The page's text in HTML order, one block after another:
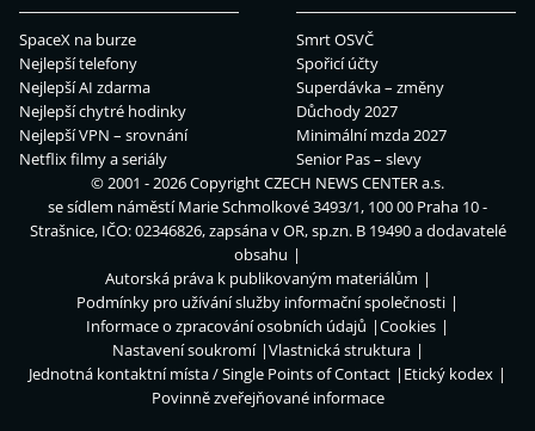
SpaceX na burze
Nejlepší telefony
Nejlepší AI zdarma
Nejlepší chytré hodinky
Nejlepší VPN – srovnání
Netflix filmy a seriály
Smrt OSVČ
Spořicí účty
Superdávka – změny
Důchody 2027
Minimální mzda 2027
Senior Pas – slevy
© 2001 - 2026 CopyrightCZECH NEWS CENTER a.s.
se sídlem náměstí Marie Schmolkové 3493/1, 100 00 Praha 10 -
Strašnice, IČO: 02346826, zapsána v OR, sp.zn. B 19490 a dodavatelé
obsahu
Autorská práva k publikovaným materiálům
Podmínky pro užívání služby informační společnosti
Informace o zpracování osobních údajů
Cookies
Nastavení soukromí
Vlastnická struktura
Jednotná kontaktní místa / Single Points of Contact
Etický kodex
Povinně zveřejňované informace